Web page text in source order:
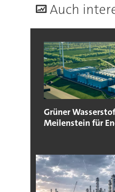
Auch
Grüner
Meilenstein für